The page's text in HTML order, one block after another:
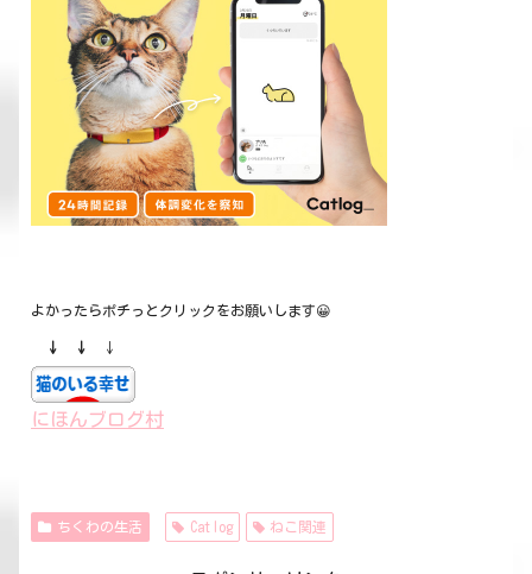
よかったらポチっとクリックをお願いします😀
↓ ↓ ↓
にほんブログ村
ちくわの生活 Catlog ねこ関連